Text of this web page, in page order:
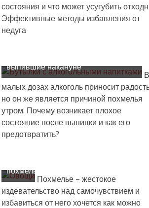
состояния и что может усугубить
Эффективные методы избавления от
недуга
выпившие накануне
В
малых дозах алкоголь приносит
но он же является причиной похмелья
утром. Почему возникает плохое
состояние после выпивки и как его
предотвратить?
Как
выбрать
похмелья
Похмелье – жестокое
издевательство над самочувствием и
избавиться от него хочется как можно